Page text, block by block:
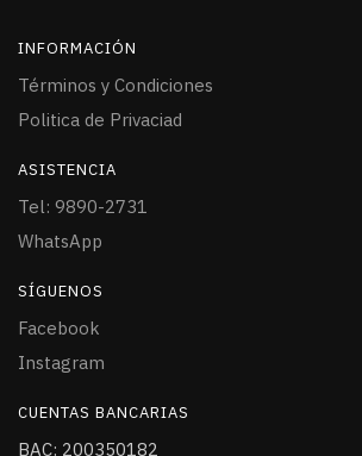
INFORMACIÓN
Términos y Condiciones
Politica de Privaciad
ASISTENCIA
Tel: 9890-2731
WhatsApp
SÍGUENOS
Facebook
Instagram
CUENTAS BANCARIAS
BAC: 200350182